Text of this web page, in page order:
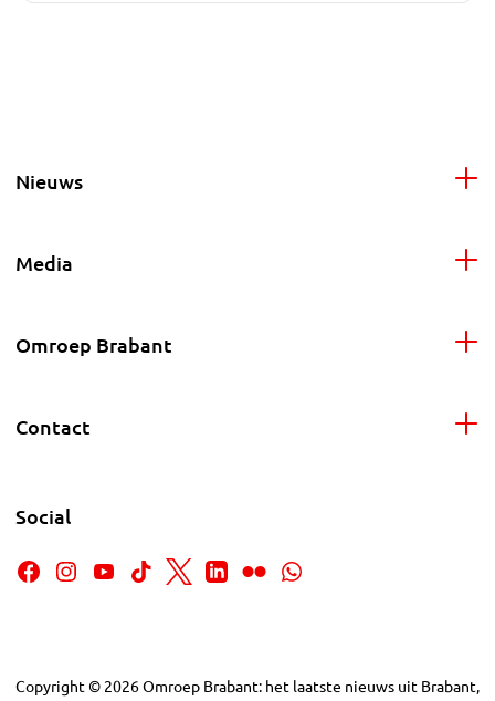
Nieuws
Media
Omroep Brabant
Contact
Social
Copyright © 2026Omroep Brabant: het laatste nieuws uit Brabant,